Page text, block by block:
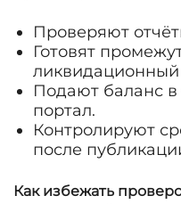
Проверяют
Готовят
ликвидационный
Подают баланс
портал.
Контролируют
после
Как избежать